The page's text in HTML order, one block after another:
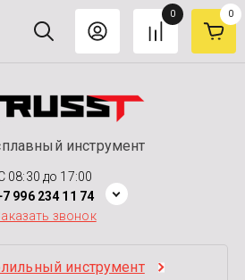
0
0
инструмент
08:30 до 17:00
996 234 11 74
звонок
инструмент